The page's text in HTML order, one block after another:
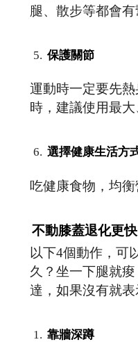
腿、散步等都會有
保護關節
運動時一定要先
時，建議使用最大
選擇健康生活方
吃健康食物，均
不動膝蓋退化更
以下4個動作，可
久？坐一下腿就
達，如果沒有就表
靠牆深蹲